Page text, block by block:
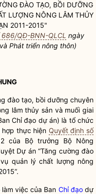
ĐÀO TẠO, BỒI DƯỠNG
LƯỢNG NÔNG LÂM THỦY
2011-2015"
QĐ-BNN-QLCL ngày
Phát triển nông thôn)
đào tạo, bồi dưỡng chuyên
lâm thủy sản và muối giai
Chỉ đạo dự án) là tổ chức
hợp thực hiện Quyết định số
của Bộ trưởng Bộ Nông
Dự án “Tăng cường đào
quản lý chất lượng nông
việc của Ban Chỉ đạodự